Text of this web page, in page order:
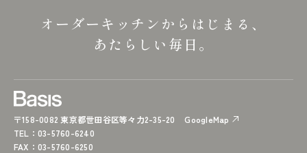
オーダーキッチンからはじまる、
あたらしい毎日。
〒158-0082 東京都世田谷区等々力2-35-20
GoogleMap
TEL ：03-5760-6240
FAX ：03-5760-6250